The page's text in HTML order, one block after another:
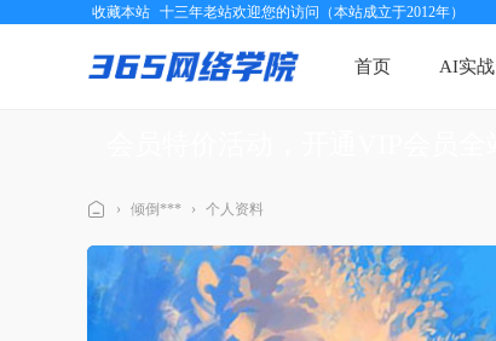
收藏本站 十三年老站欢迎您的访问（本站成立于2012年）
首页 AI实战
三
六
› 倾倒*** › 个人资料